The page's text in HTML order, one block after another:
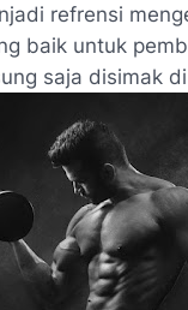
refrensi
baik untuk
saja disimak